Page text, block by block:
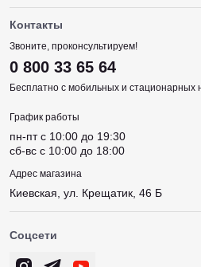
Контакты
Звоните, проконсультируем!
0 800 33 65 64
Бесплатно с мобильных и стационарных
График работы
пн-пт c 10:00 до 19:30
сб-вс c 10:00 до 18:00
Адрес магазина
Киевская, ул. Крещатик, 46 Б
Соцсети